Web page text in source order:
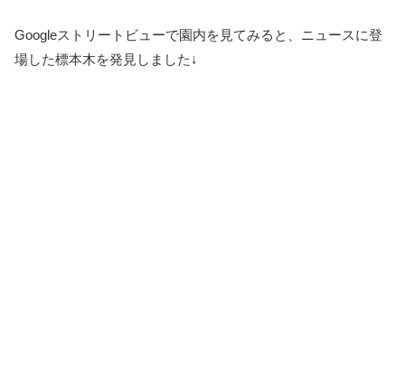
Googleストリートビューで園内を見てみると、ニュースに登
場した標本木を発見しました↓